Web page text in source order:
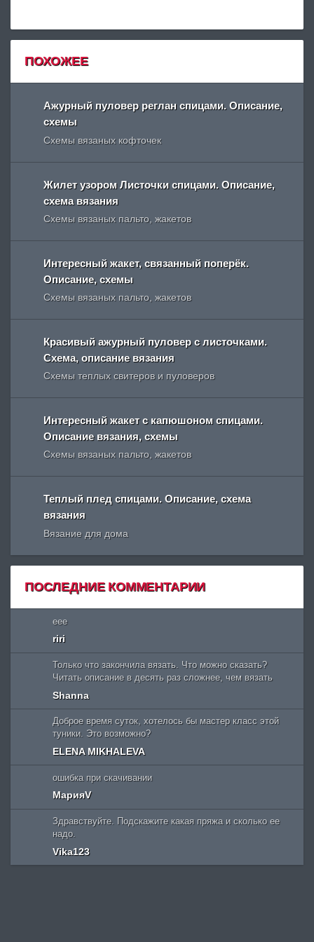
ПОХОЖЕЕ
Ажурный пуловер реглан спицами. Описание,
схемы
Схемы вязаных кофточек
Жилет узором Листочки спицами. Описание,
схема вязания
Схемы вязаных пальто, жакетов
Интересный жакет, связанный поперёк.
Описание, схемы
Схемы вязаных пальто, жакетов
Красивый ажурный пуловер с листочками.
Схема, описание вязания
Схемы теплых свитеров и пуловеров
Интересный жакет с капюшоном спицами.
Описание вязания, схемы
Схемы вязаных пальто, жакетов
Теплый плед спицами. Описание, схема
вязания
Вязание для дома
ПОСЛЕДНИЕ КОММЕНТАРИИ
eee
riri
Только что закончила вязать. Что можно сказать?
Читать описание в десять раз сложнее, чем вязать
Shanna
Доброе время суток, хотелось бы мастер класс этой
туники. Это возможно?
ELENA MIKHALEVA
ошибка при скачивании
МарияV
Здравствуйте. Подскажите какая пряжа и сколько ее
надо.
Vika123